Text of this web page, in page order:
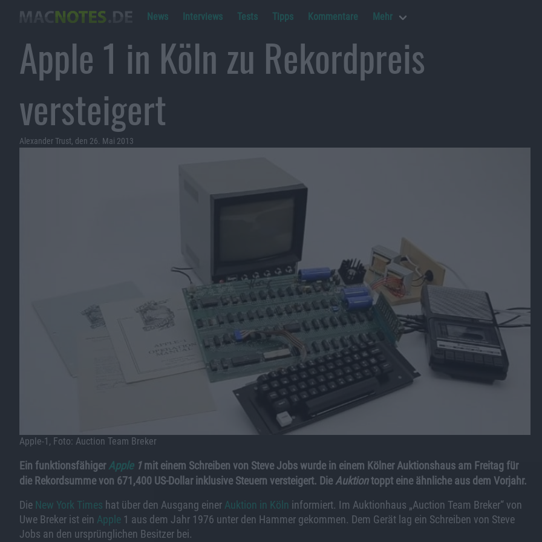
News Interviews Tests Tipps Kommentare Mehr
Apple 1 in Köln zu Rekordpreis
versteigert
Alexander Trust, den 26. Mai 2013
Apple-1, Foto: Auction Team Breker
Ein funktionsfähigerApple1mit einem Schreiben von Steve Jobs wurde in einem Kölner Auktionshaus am Freitag für
die Rekordsumme von 671,400 US-Dollar inklusive Steuern versteigert. DieAuktiontoppt eine ähnliche aus dem Vorjahr.
Die New York Times hat über den Ausgang einer Auktion in Köln informiert. Im Auktionhaus „Auction Team Breker“ von
Uwe Breker ist ein Apple 1 aus dem Jahr 1976 unter den Hammer gekommen. Dem Gerät lag ein Schreiben von Steve
Jobs an den ursprünglichen Besitzer bei.